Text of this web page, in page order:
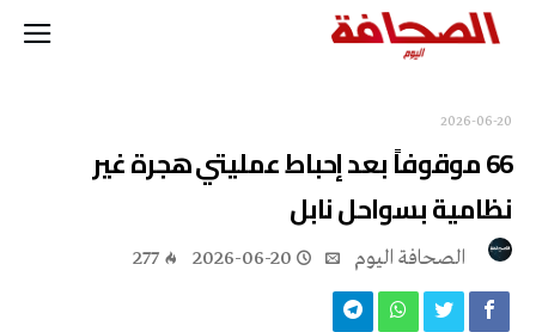
2026-06-20
66 موقوفاً بعد إحباط عمليتي هجرة غير
نظامية بسواحل نابل
2026-06-20
277